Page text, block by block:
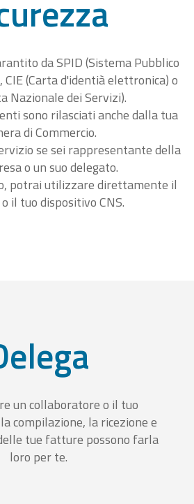
da SPID (Sistema Pubblico
(Carta d'identià elettronica) o
Nazionale dei Servizi).
sono rilasciati anche dalla tua
di Commercio.
se sei rappresentante della
o un suo delegato.
potrai utilizzare direttamente il
il tuo dispositivo CNS.
un collaboratore o il tuo
compilazione, la ricezione e
tue fatture possono farla
loro per te.